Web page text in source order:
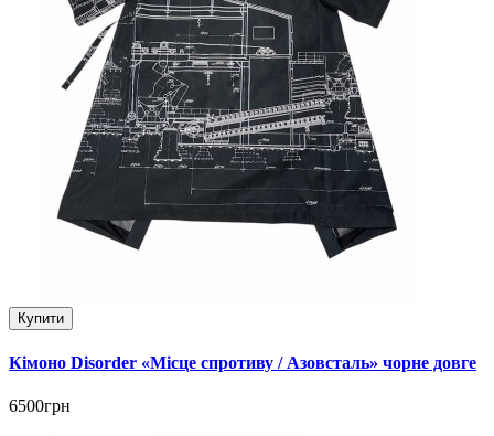
Купити
Кімоно Disorder «Місце спротиву / Азовсталь» чорне довге
6500грн